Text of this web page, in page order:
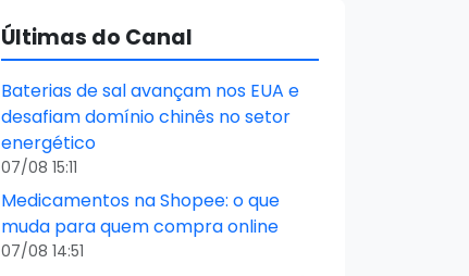
Últimas do Canal
Baterias de sal avançam nos EUA e
desafiam domínio chinês no setor
energético
07/08 15:11
Medicamentos na Shopee: o que
muda para quem compra online
07/08 14:51